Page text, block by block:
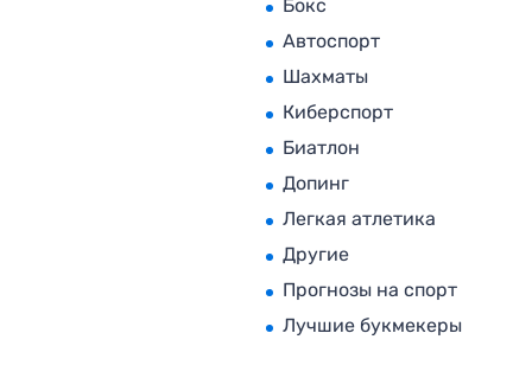
Бокс
Автоспорт
Шахматы
Киберспорт
Биатлон
Допинг
Легкая атлетика
Другие
Прогнозы на спорт
Лучшие букмекеры